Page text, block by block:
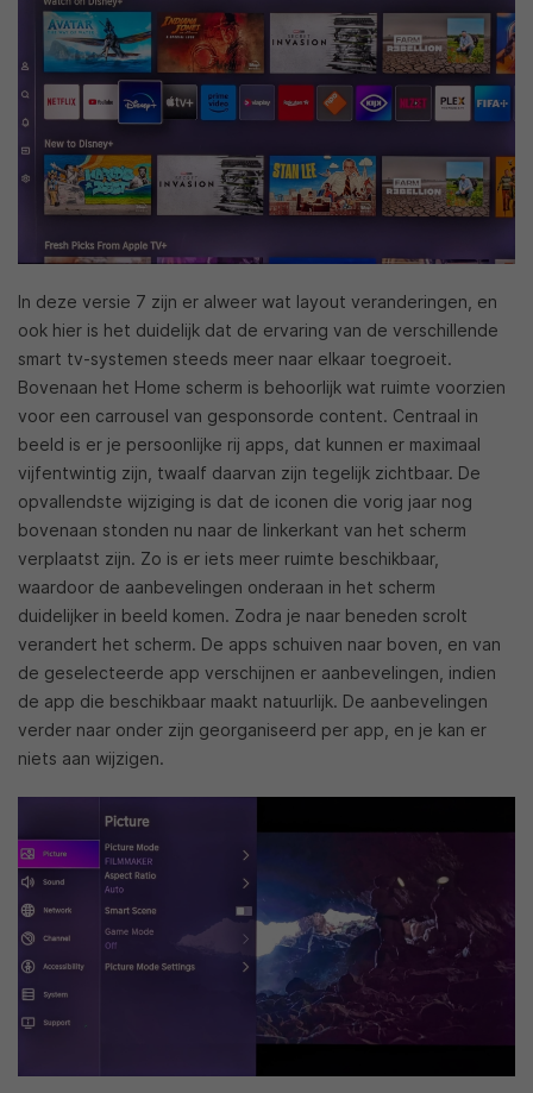
In deze versie 7 zijn er alweer wat layout veranderingen, en
ook hier is het duidelijk dat de ervaring van de verschillende
smart tv-systemen steeds meer naar elkaar toegroeit.
Bovenaan het Home scherm is behoorlijk wat ruimte voorzien
voor een carrousel van gesponsorde content. Centraal in
beeld is er je persoonlijke rij apps, dat kunnen er maximaal
vijfentwintig zijn, twaalf daarvan zijn tegelijk zichtbaar. De
opvallendste wijziging is dat de iconen die vorig jaar nog
bovenaan stonden nu naar de linkerkant van het scherm
verplaatst zijn. Zo is er iets meer ruimte beschikbaar,
waardoor de aanbevelingen onderaan in het scherm
duidelijker in beeld komen. Zodra je naar beneden scrolt
verandert het scherm. De apps schuiven naar boven, en van
de geselecteerde app verschijnen er aanbevelingen, indien
de app die beschikbaar maakt natuurlijk. De aanbevelingen
verder naar onder zijn georganiseerd per app, en je kan er
niets aan wijzigen.